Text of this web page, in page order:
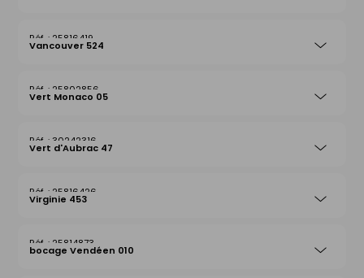
25816419
Vancouver 524
25802856
Vert Monaco 05
30242316
Vert d'Aubrac 47
25816426
Virginie 453
25814873
bocage Vendéen 010